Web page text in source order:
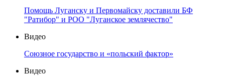
Помощь Луганску и Первомайску доставили БФ
"Ратибор" и РОО "Луганское землячество"
Видео
Союзное государство и «польский фактор»
Видео